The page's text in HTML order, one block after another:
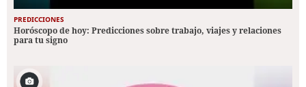
PREDICCIONES
Horóscopo de hoy: Predicciones sobre trabajo, viajes y relaciones
para tu signo